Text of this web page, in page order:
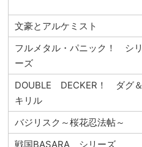
文豪とアルケミスト
フルメタル・パニック！ シリ
ーズ
DOUBLE DECKER！ ダグ＆
キリル
バジリスク～桜花忍法帖～
戦国BASARA シリーズ